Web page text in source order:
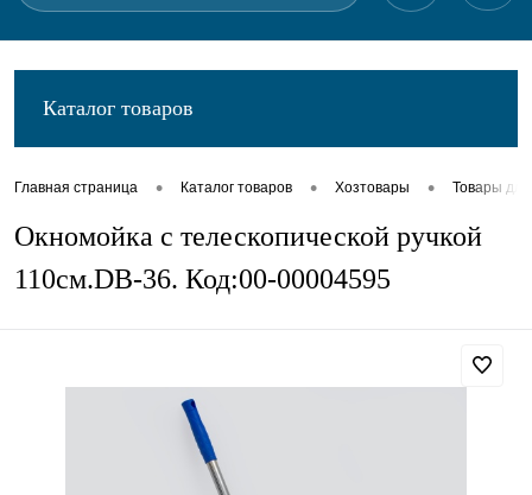
Каталог товаров
Главная страница • Каталог товаров • Хозтовары • Товары
Окномойка с телескопической ручкой
110см.DB-36. Код:00-00004595